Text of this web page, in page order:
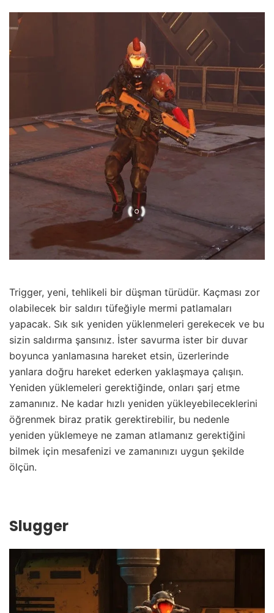
Trigger, yeni, tehlikeli bir düşman türüdür. Kaçması zor
olabilecek bir saldırı tüfeğiyle mermi patlamaları
yapacak. Sık sık yeniden yüklenmeleri gerekecek ve bu
sizin saldırma şansınız. İster savurma ister bir duvar
boyunca yanlamasına hareket etsin, üzerlerinde
yanlara doğru hareket ederken yaklaşmaya çalışın.
Yeniden yüklemeleri gerektiğinde, onları şarj etme
zamanınız. Ne kadar hızlı yeniden yükleyebileceklerini
öğrenmek biraz pratik gerektirebilir, bu nedenle
yeniden yüklemeye ne zaman atlamanız gerektiğini
bilmek için mesafenizi ve zamanınızı uygun şekilde
ölçün.
Slugger